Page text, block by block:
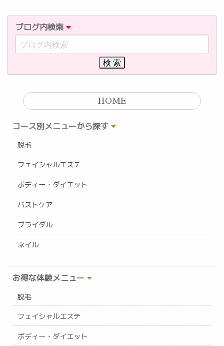
ブログ内検索
HOME
コース別メニューから探す
脱毛
フェイシャルエステ
ボディー・ダイエット
バストケア
ブライダル
ネイル
お得な体験メニュー
脱毛
フェイシャルエステ
ボディー・ダイエット